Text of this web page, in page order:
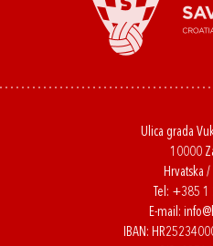
Ulica grada
10000
Hrvatska /
Tel: +385 1
E-mail:
IBAN: